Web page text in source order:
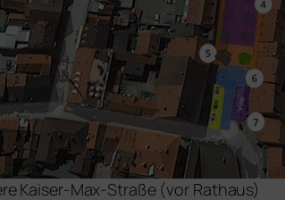
Kaiser-Max-Straße (vor Rathaus)